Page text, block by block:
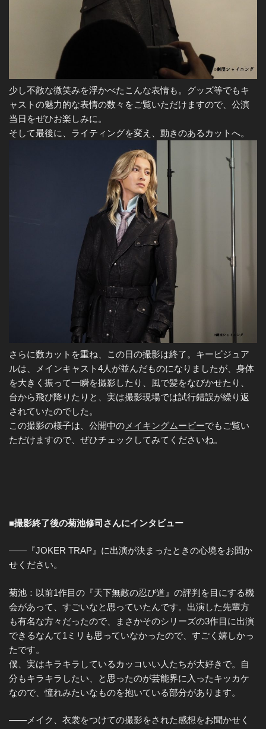
少し不敵な微笑みを浮かべたこんな表情も。グッズ等でもキ
ャストの魅力的な表情の数々をご覧いただけますので、公演
当日をぜひお楽しみに。
そして最後に、ライティングを変え、動きのあるカットへ。
さらに数カットを重ね、この日の撮影は終了。キービジュア
ルは、メインキャスト4人が並んだものになりましたが、身体
を大きく振って一瞬を撮影したり、風で髪をなびかせたり、
台から飛び降りたりと、実は撮影現場では試行錯誤が繰り返
されていたのでした。
この撮影の様子は、公開中の メイキングムービーでもご覧い
ただけますので、ぜひチェックしてみてくださいね。
■撮影終了後の菊池修司さんにインタビュー
——『JOKER TRAP』に出演が決まったときの心境をお聞か
せください。
菊池：以前1作目の『天下無敵の忍び道』の評判を目にする機
会があって、すごいなと思っていたんです。出演した先輩方
も有名な方々だったので、まさかそのシリーズの3作目に出演
できるなんて1ミリも思っていなかったので、すごく嬉しかっ
たです。
僕、実はキラキラしているカッコいい人たちが大好きで。自
分もキラキラしたい、と思ったのが芸能界に入ったキッカケ
なので、憧れみたいなものを抱いている部分があります。
——メイク、衣裳をつけての撮影をされた感想をお聞かせく